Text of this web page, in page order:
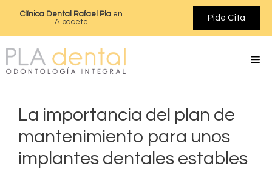
Clínica Dental Rafael Plaen
Albacete
Pide Cita
La importancia del plan de
mantenimiento para unos
implantes dentales estables